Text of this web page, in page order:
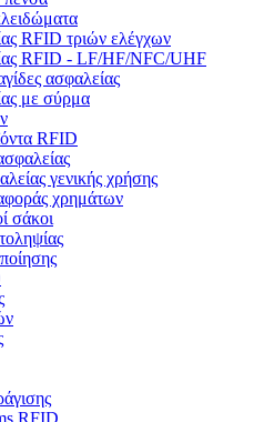
RFID τριών ελέγχων
RFID - LF/HF/NFC/UHF
ασφαλείας
με σύρμα
RFID
γενικής χρήσης
χρημάτων
σάκοι
RFID